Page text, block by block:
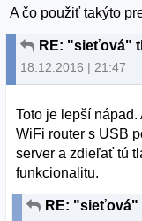
A čo použiť takýto
RE: "sieťová"
18.12.2016 | 21:47
Toto je lepší
WiFi router s USB
server a zdieľať tú
funkcionalitu.
RE: "sieťová"